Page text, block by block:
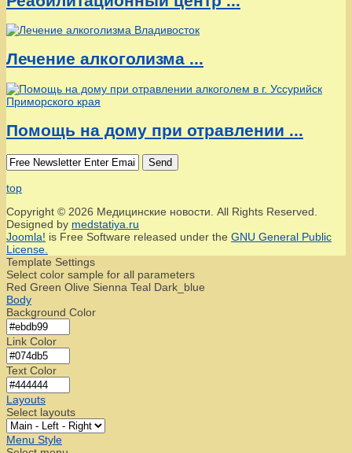
Лечение алкоголизма ...
Помощь на дому при отравлении ...
Send
top
Copyright © 2026 Медицинские новости. All Rights Reserved.
Designed by medstatiya.ru
Joomla! is Free Software released under the GNU General Public
License.
Template Settings
Select color sample for all parameters
Red Green Olive Sienna Teal Dark_blue
Body
Background Color
Link Color
Text Color
Layouts
Select layouts
Menu Style